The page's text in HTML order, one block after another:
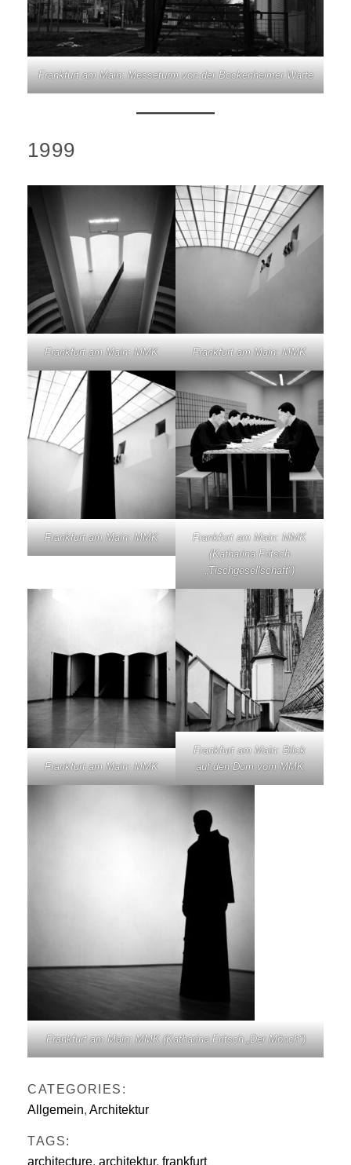
Frankfurt am Main: Messeturm von der Bockenheimer Warte
1999
Frankfurt am Main: MMK Frankfurt am Main: MMK
Frankfurt am Main: MMK
Frankfurt am Main: MMK
(Katharina Fritsch
„Tischgesellschaft“)
Frankfurt am Main: MMK
Frankfurt am Main: Blick
auf den Dom vom MMK
Frankfurt am Main: MMK (Katharina Fritsch „Der Mönch“)
CATEGORIES:
Allgemein, Architektur
TAGS:
architecture, architektur, frankfurt